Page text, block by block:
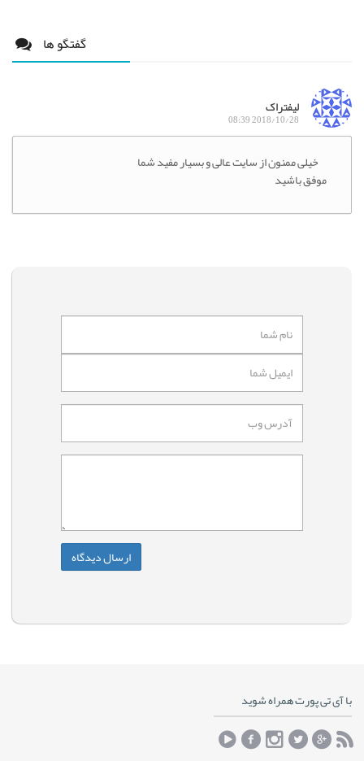
گفتگو ها
لیفتراک
2018/10/28 08:39
خیلی ممنون از سایت عالی و بسیار مفید شما
موفق باشید
با آی تی پورت همراه شوید